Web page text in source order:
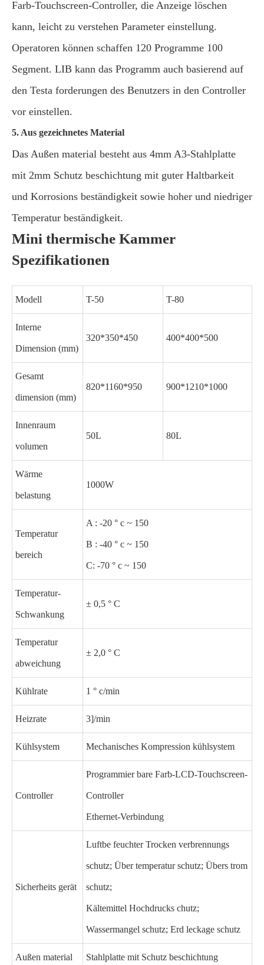
Farb-Touchscreen-Controller, die Anzeige löschen
kann, leicht zu verstehen Parameter einstellung.
Operatoren können schaffen 120 Programme 100
Segment. LIB kann das Programm auch basierend auf
den Testa forderungen des Benutzers in den Controller
vor einstellen.
5. Aus gezeichnetes Material
Das Außen material besteht aus 4mm A3-Stahlplatte
mit 2mm Schutz beschichtung mit guter Haltbarkeit
und Korrosions beständigkeit sowie hoher und niedriger
Temperatur beständigkeit.
Mini thermische Kammer
Spezifikationen
Modell T-50 T-80
Interne
Dimension (mm)
320*350*450 400*400*500
Gesamt
dimension (mm)
820*1160*950 900*1210*1000
Innenraum
volumen
50L 80L
Wärme
belastung
1000W
Temperatur
bereich
A : -20 ° c ~ 150
B : -40 ° c ~ 150
C: -70 ° c ~ 150
Temperatur-
Schwankung
± 0,5 ° C
Temperatur
abweichung
± 2,0 ° C
Kühlrate 1 ° c/min
Heizrate 3]/min
Kühlsystem Mechanisches Kompression kühlsystem
Controller
Programmier bare Farb-LCD-Touchscreen-
Controller
Ethernet-Verbindung
Sicherheits gerät
Luftbe feuchter Trocken verbrennungs
schutz; Über temperatur schutz; Übers trom
schutz;
Kältemittel Hochdrucks chutz;
Wassermangel schutz; Erd leckage schutz
Außen material Stahlplatte mit Schutz beschichtung